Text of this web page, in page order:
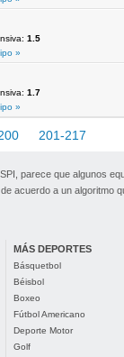
1.5
»
1.7
»
201-217
parece que algunos
acuerdo a un algoritmo
MÁS DEPORTES
Básquetbol
Béisbol
Boxeo
Fútbol Americano
Deporte Motor
Golf